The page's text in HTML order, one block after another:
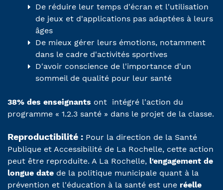
De réduire leur temps d'écran et l'utilisation
de jeux et d'applications pas adaptées à leurs
âges
De mieux gérer leurs émotions, notamment
dans le cadre d'activités sportives
D'avoir conscience de l'importance d'un
sommeil de qualité pour leur santé
38% des enseignants ont intégré l'action du
programme « 1.2.3 santé » dans le projet de la classe.
Reproductibilité : Pour la direction de la Santé
Publique et Accessibilité de La Rochelle, cette action
peut être reproduite. A La Rochelle, l'engagement de
longue date de la politique municipale quant à la
prévention et l'éducation à la santé est une réelle